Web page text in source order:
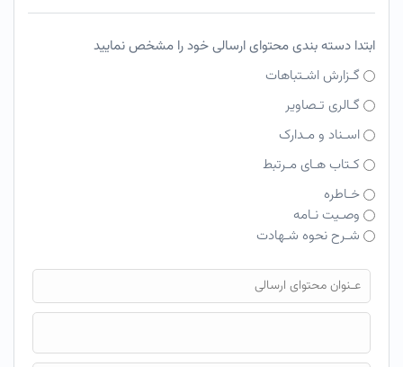
ابتدا دسته بندی محتوای ارسالی خود را مشخص نمایید
گـزارش اشـتباهات
گـالری تـصاویر
اسـناد و مـدارک
کـتاب هـای مـرتبط
خـاطره
وصـیت نـامه
شـرح نحوه شـهادت
فایل محتوای ارسالی